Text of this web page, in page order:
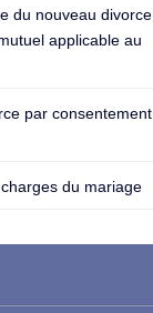
du nouveau divorce
applicable au
par consentement
du mariage